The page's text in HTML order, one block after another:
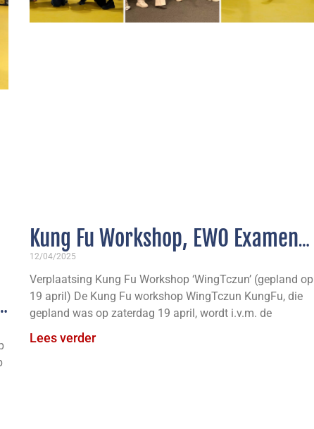
Kung Fu Workshop, EWO Examens
Seizoen Fire, 2e TG’s Elite
WingTczun
12/04/2025
Verplaatsing Kung Fu Workshop ‘WingTczun’ (gepland op
19 april) De Kung Fu workshop WingTczun KungFu, die
gepland was op zaterdag 19 april, wordt i.v.m. de
Lees verder